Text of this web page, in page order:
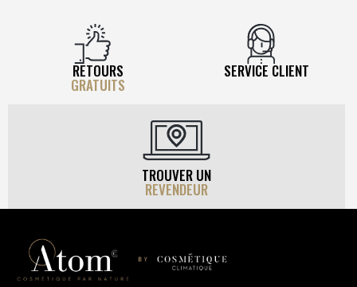
RETOURS
GRATUITS
SERVICE CLIENT
TROUVER UN
REVENDEUR